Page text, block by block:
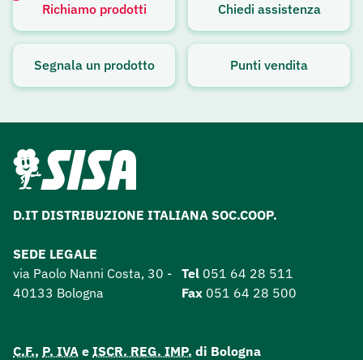
Richiamo prodotti
Avviso attivo
Chiedi assistenza
Segnala un prodotto Punti vendita
D.IT DISTRIBUZIONE ITALIANA SOC.COOP.
SEDE LEGALE
via Paolo Nanni Costa, 30 -
40133 Bologna
Tel 051 64 28 511
Fax 051 64 28 500
C.F., P. IVA e ISCR. REG. IMP. di Bologna